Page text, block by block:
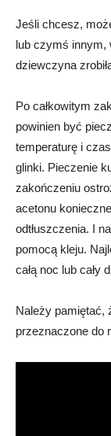
Jeśli chcesz,
lub czymś innym,
dziewczyna
Po całkowitym
powinien być
temperaturę i
glinki. Pieczenie
zakończeniu
acetonu
odtłuszczenia. I
pomocą kleju.
całą noc lub cały
Należy pamiętać,
przeznaczone do